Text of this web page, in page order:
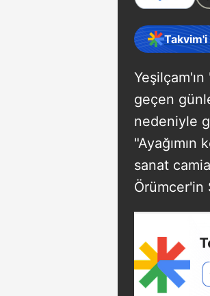
Takvim'i
geçen
nedeniyle
"Ayağımın
sanat
Örümcer'in